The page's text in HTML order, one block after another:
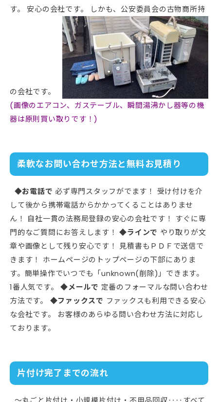
す。 安心の会社です。 しかも、公安委員会の古物商所持
の会社です。
(画像のエアコン、ガステーブル、瞬間湯沸かし器等の機
器は原則買い取りです！)
柔軟なお問い合わせ方法と無料お見積り
◆お電話で 必ず専門スタッフがでます！ 受け付けを介
して後から携帯電話からかかってくることはありませ
ん！ 自社一貫の法務局登録の安心の会社です！ すぐに専
門的なご質問にお答えします！◆ラインで やり取りが文
章や画像として残り安心です！ 見積書もＰＤＦで送信で
きます！ ホームページのトップページの下部にありま
す。簡単操作でいつでも「unknown(削除)」できます。
1番人気です。 ◆メールで 定番のフォーマルな問い合わせ
方法です。 ◆ファックスで ファックスも利用できる安心
な会社です。 お客様のあらゆる問い合わせ方法に対応し
ております。
片付け完了までの流れ